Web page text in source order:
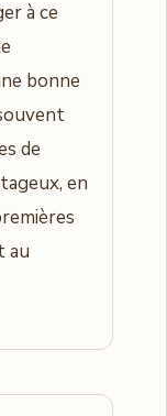
à ce
bonne
de
en
au